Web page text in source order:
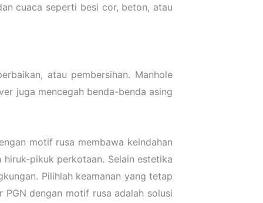
cuaca seperti besi cor, beton, atau
atau pembersihan. Manhole
juga mencegah benda-benda asing
motif rusa membawa keindahan
pikuk perkotaan. Selain estetika
Pilihlah keamanan yang tetap
PGN dengan motif rusa adalah solusi